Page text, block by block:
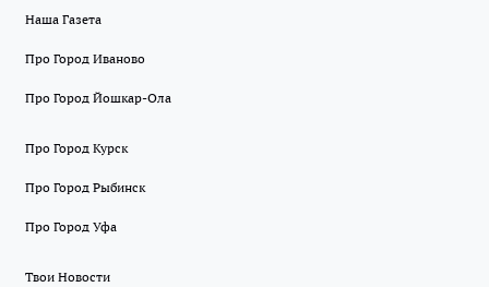
Наша Газета
Про Город Иваново
Про Город Йошкар-Ола
Про Город Курск
Про Город Рыбинск
Про Город Уфа
Твои Новости